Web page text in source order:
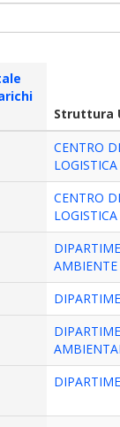
Struttura
CENTRO
CENTRO
AMBIENTE